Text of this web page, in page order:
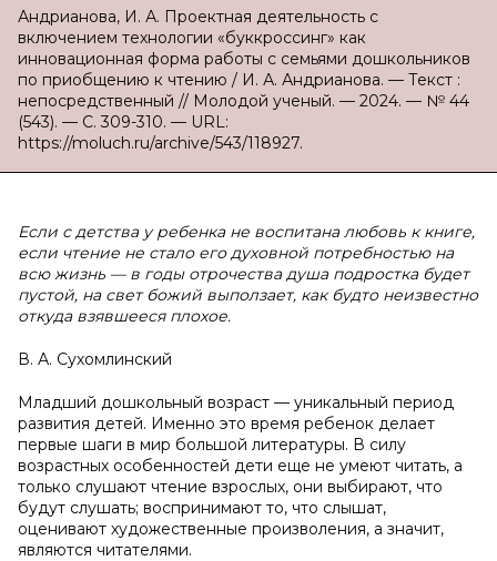
Андрианова, И. А. Проектная деятельность с
включением технологии «буккроссинг» как
инновационная форма работы с семьями дошкольников
по приобщению к чтению / И. А. Андрианова. — Текст :
непосредственный // Молодой ученый. — 2024. — № 44
(543). — С. 309-310. — URL:
https://moluch.ru/archive/543/118927.
Если с детства у ребенка не воспитана любовь к книге,
если чтение не стало его духовной потребностью на
всю жизнь — в годы отрочества душа подростка будет
пустой, на свет божий выползает, как будто неизвестно
откуда взявшееся плохое.
В. А. Сухомлинский
Младший дошкольный возраст — уникальный период
развития детей. Именно это время ребенок делает
первые шаги в мир большой литературы. В силу
возрастных особенностей дети еще не умеют читать, а
только слушают чтение взрослых, они выбирают, что
будут слушать; воспринимают то, что слышат,
оценивают художественные произволения, а значит,
являются читателями.